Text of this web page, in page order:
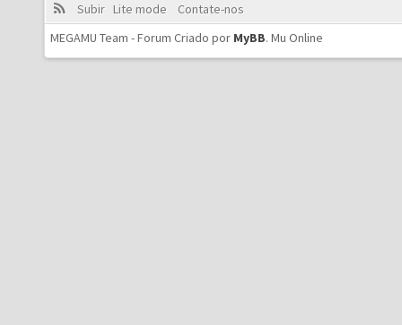
Subir Lite mode
Contate-nos
MEGAMU Team - Forum Criado por MyBB. Mu Online